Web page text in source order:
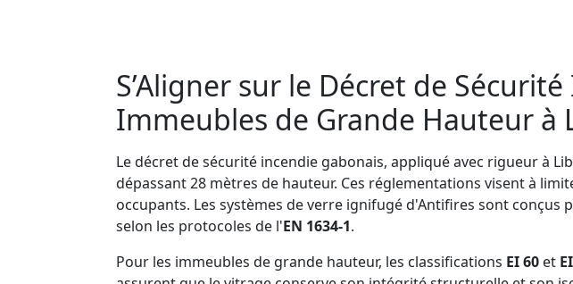
S’Aligner sur le Décret de
Immeubles de Grande Hauteur à
Le décret de sécurité incendie gabonais, appliqué avec rigueur à
dépassant 28 mètres de hauteur. Ces réglementations visent à
occupants. Les systèmes de verre ignifugé d'Antifires sont
selon les protocoles de l'EN 1634-1.
Pour les immeubles de grande hauteur, les classifications EI 60 et